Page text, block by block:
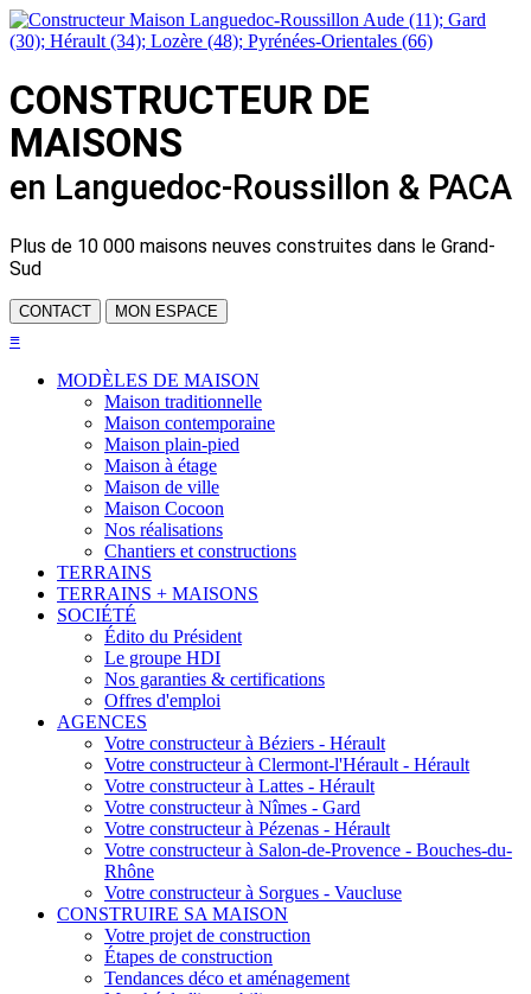
CONSTRUCTEUR DE
MAISONS
en Languedoc-Roussillon & PACA
Plus de 10 000 maisons neuves construites dans le Grand-
Sud
CONTACT MON ESPACE
≡
MODÈLES DE MAISON
Maison traditionnelle
Maison contemporaine
Maison plain-pied
Maison à étage
Maison de ville
Maison Cocoon
Nos réalisations
Chantiers et constructions
TERRAINS
TERRAINS + MAISONS
SOCIÉTÉ
Édito du Président
Le groupe HDI
Nos garanties & certifications
Offres d'emploi
AGENCES
Votre constructeur à Béziers - Hérault
Votre constructeur à Clermont-l'Hérault - Hérault
Votre constructeur à Lattes - Hérault
Votre constructeur à Nîmes - Gard
Votre constructeur à Pézenas - Hérault
Votre constructeur à Salon-de-Provence - Bouches-du-
Rhône
Votre constructeur à Sorgues - Vaucluse
CONSTRUIRE SA MAISON
Votre projet de construction
Étapes de construction
Tendances déco et aménagement